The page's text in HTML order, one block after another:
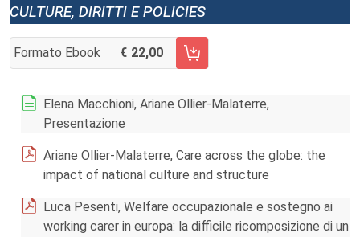
culture, diritti e policies
Formato Ebook 22,00
AGGIUNGI AL CARRELLO FASCICOLO 3/2017
Elena Macchioni, Ariane Ollier-Malaterre,
Presentazione
Ariane Ollier-Malaterre, Care across the globe: the
impact of national culture and structure
Luca Pesenti, Welfare occupazionale e sostegno ai
working carer in europa: la difficile ricomposizione di un